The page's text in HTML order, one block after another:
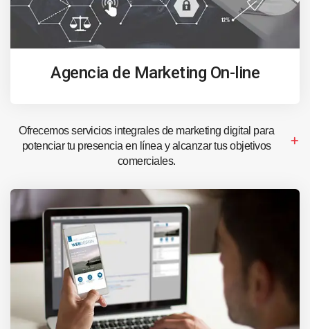
Agencia de Marketing On-line
Ofrecemos servicios integrales de marketing digital para
potenciar tu presencia en línea y alcanzar tus objetivos
comerciales.